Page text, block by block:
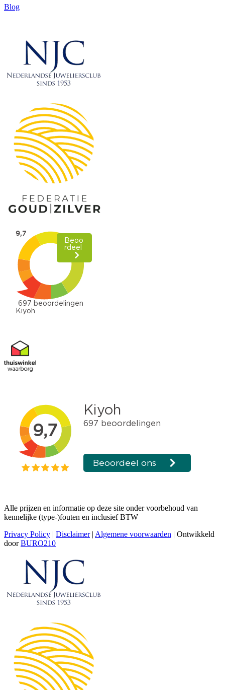
Blog
Alle prijzen en informatie op deze site onder voorbehoud van
kennelijke (type-)fouten en inclusief BTW
Privacy Policy | Disclaimer| Algemene voorwaarden | Ontwikkeld
doorBURO210